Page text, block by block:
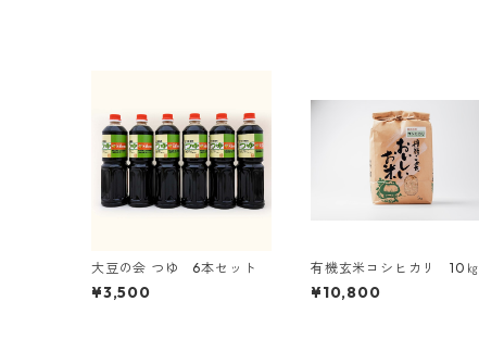
大豆の会 つゆ 6本セット
¥3,500
有機玄米コシヒカリ 10㎏
（5kg×2）
¥10,800